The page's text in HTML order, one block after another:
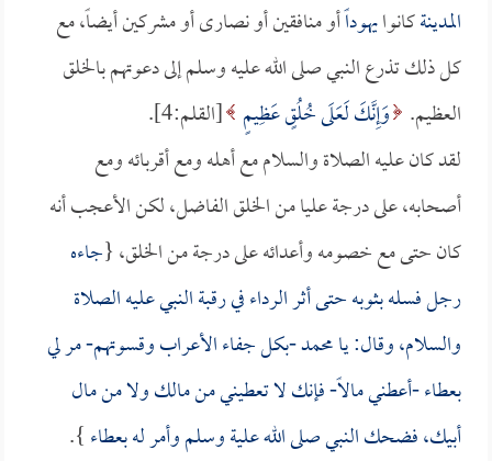
المدينةكانوايهوداًأو منافقين أو نصارى أو مشركين أيضاً، مع
كل ذلك تذرع النبي صلى الله عليه وسلم إلى دعوتهم بالخلق
العظيم. وَإِنَّكَ لَعَلَى خُلُقٍ عَظِيمٍ [القلم:4].
لقد كان عليه الصلاة والسلام مع أهله ومع أقربائه ومع
أصحابه، على درجة عليا من الخلق الفاضل، لكن الأعجب أنه
كان حتى مع خصومه وأعدائه على درجة من الخلق، {جاءه
رجل فسله بثوبه حتى أثر الرداء في رقبة النبي عليه الصلاة
والسلام، وقال: يا محمد -بكل جفاء الأعراب وقسوتهم- مر لي
بعطاء -أعطني مالاً- فإنك لا تعطيني من مالك ولا من مال
أبيك، فضحك النبي صلى الله علية وسلم وأمر له بعطاء}.